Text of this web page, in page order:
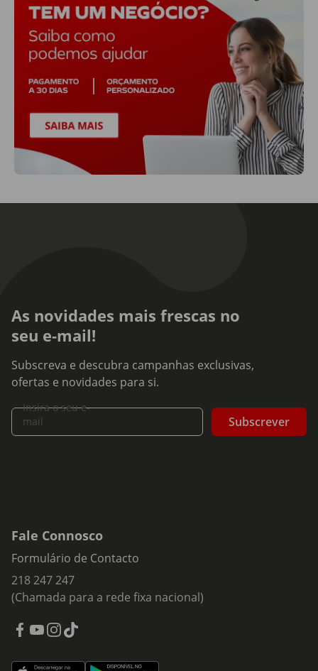
As novidades mais frescas no
seu e-mail!
Subscreva e descubra campanhas exclusivas,
ofertas e novidades para si.
Insira o seu e-
mail
Subscrever
Fale Connosco
Formulário de Contacto
218 247 247
(Chamada para a rede fixa nacional)